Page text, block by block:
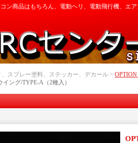
ン商品はもちろん、電動ヘリ、電動飛行機、エ
、スプレー塗料、ステッカー、デカール >
ング/TYPE-A（2種入）